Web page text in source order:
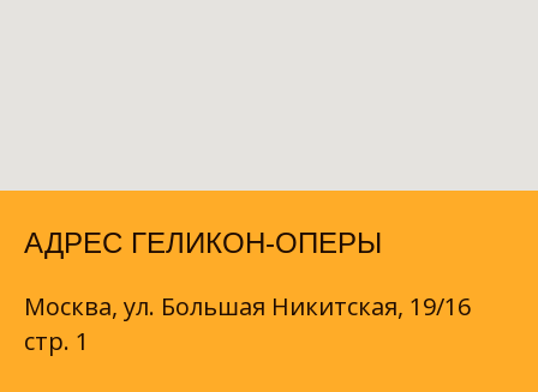
АДРЕС ГЕЛИКОН-ОПЕРЫ
Москва, ул. Большая Никитская, 19/16
стр. 1